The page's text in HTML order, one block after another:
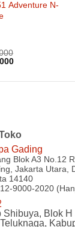
Adventure N-
Harga
Gading
Blok A3 No.12
Jakarta Utara,
14140
9000-2020
Shibuya, Blok